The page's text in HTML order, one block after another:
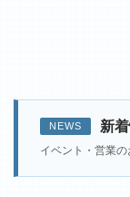
NEWS 新
イベント・営業の